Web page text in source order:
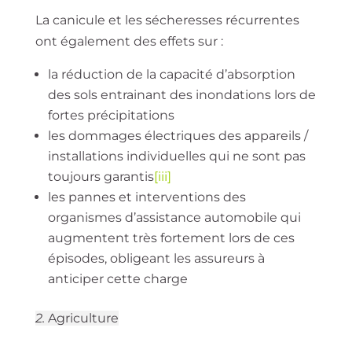
La canicule et les sécheresses récurrentes
ont également des effets sur :
la réduction de la capacité d’absorption
des sols entrainant des inondations lors de
fortes précipitations
les dommages électriques des appareils /
installations individuelles qui ne sont pas
toujours garantis[iii]
les pannes et interventions des
organismes d’assistance automobile qui
augmentent très fortement lors de ces
épisodes, obligeant les assureurs à
anticiper cette charge
2. Agriculture